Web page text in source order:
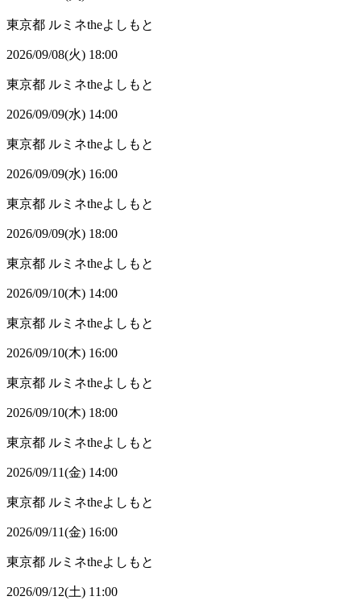
東京都 ルミネtheよしもと
2026/09/08(火) 18:00
東京都 ルミネtheよしもと
2026/09/09(水) 14:00
東京都 ルミネtheよしもと
2026/09/09(水) 16:00
東京都 ルミネtheよしもと
2026/09/09(水) 18:00
東京都 ルミネtheよしもと
2026/09/10(木) 14:00
東京都 ルミネtheよしもと
2026/09/10(木) 16:00
東京都 ルミネtheよしもと
2026/09/10(木) 18:00
東京都 ルミネtheよしもと
2026/09/11(金) 14:00
東京都 ルミネtheよしもと
2026/09/11(金) 16:00
東京都 ルミネtheよしもと
2026/09/12(土) 11:00